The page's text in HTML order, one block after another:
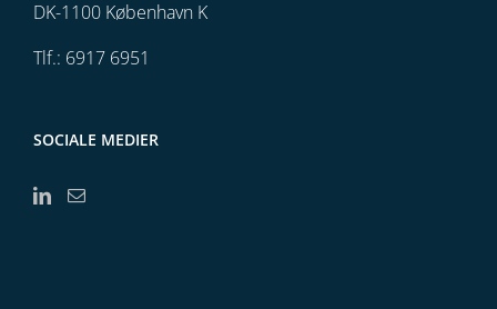
DK-1100 København K
Tlf.: 6917 6951
SOCIALE MEDIER